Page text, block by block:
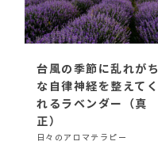
台風の季節に乱れがち
な自律神経を整えてく
れるラベンダー（真
正）
日々のアロマテラピー